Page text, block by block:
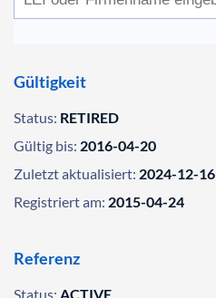
Gültigkeit
Status: RETIRED
Gültig bis: 2016-04-20
Zuletzt aktualisiert: 2024-12-16
Registriert am: 2015-04-24
Referenz
Status: ACTIVE